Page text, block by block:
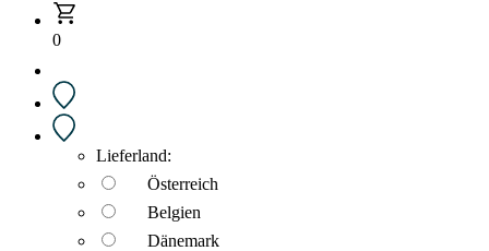
0
Lieferland:
Österreich
Belgien
Dänemark